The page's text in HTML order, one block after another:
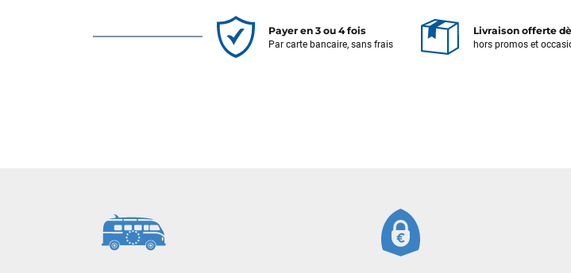
Payer en 3 ou 4 fois
Par carte bancaire, sans frais
Livraison offerte
hors promos et
J’ai commandé un pack via leur site
validée, le magasin m’a appelé pour
caractéristiques des équipements, me
et m’a même offert du matériel en plus.